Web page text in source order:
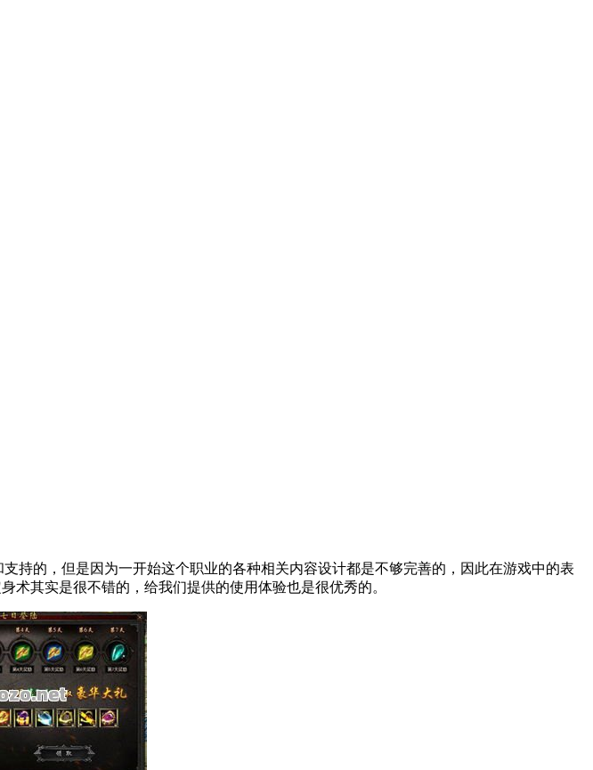
持的，但是因为一开始这个职业的各种相关内容设计都是不够完善的，因此在游戏中的表
其实是很不错的，给我们提供的使用体验也是很优秀的。